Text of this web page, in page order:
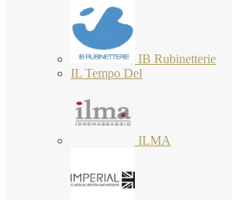
IB Rubinetterie
IL Tempo Del
ILMA